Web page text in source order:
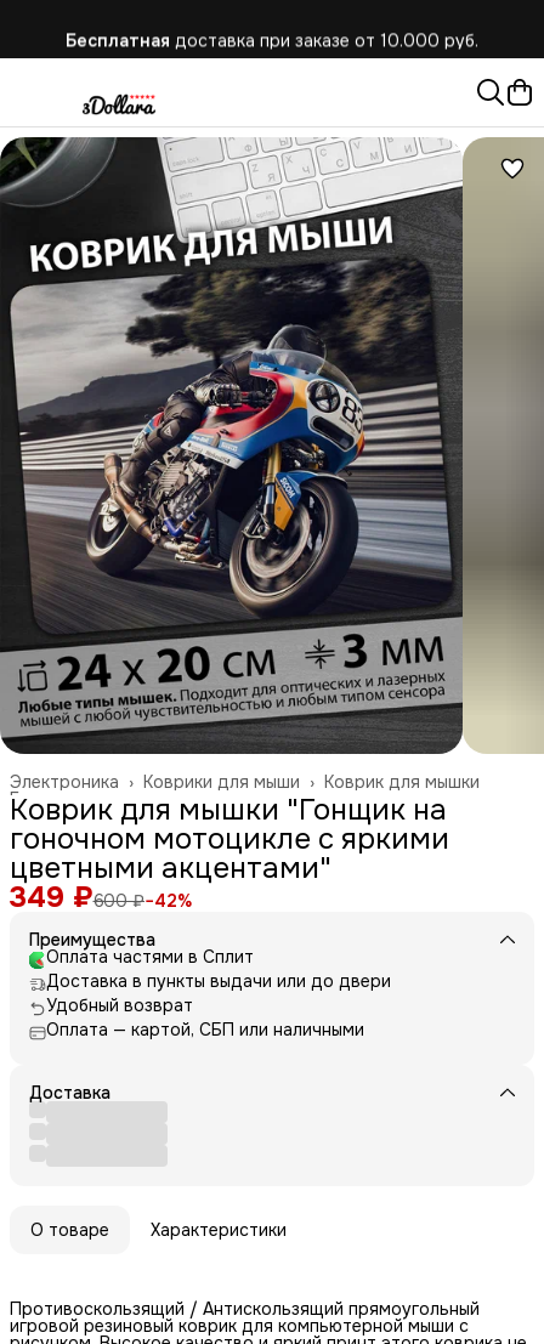
Бесплатная доставка при заказе от 10.000 руб.
Коврик для мышки
Коврики для мыши ›
Электроника ›
Главная
Коврик для мышки "Гонщик на
гоночном мотоцикле с яркими
цветными акцентами"
349 ₽600 ₽−42%
Преимущества
Оплата частями в Сплит
Доставка в пункты выдачи или до двери
Удобный возврат
Оплата — картой, СБП или наличными
Доставка
О товаре Характеристики
Противоскользящий / Антискользящий прямоугольный
игровой резиновый коврик для компьютерной мыши с